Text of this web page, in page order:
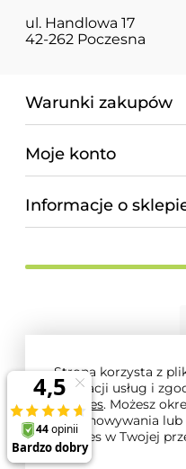
Strona korzysta z
realizacji usług i
Cookies. Możesz
przechowywania
cookies w Twojej
ul. Handlowa 17
42-262 Poczesna
Warunki zakupów
Moje konto
Informacje o
© 2026 magnum-
Styl graficzny i